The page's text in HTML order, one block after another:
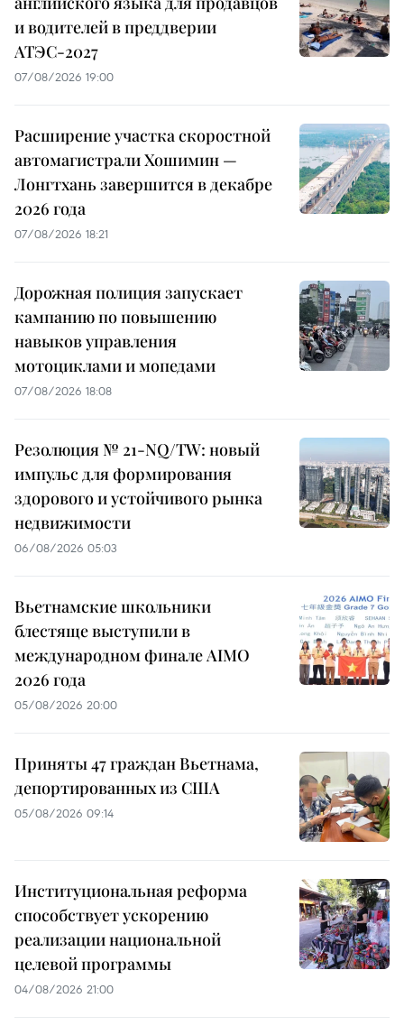
и водителей в преддверии
АТЭС-2027
07/08/2026 19:00
Расширение участка скоростной
автомагистрали Хошимин —
Лонгтхань завершится в декабре
2026 года
07/08/2026 18:21
Дорожная полиция запускает
кампанию по повышению
навыков управления
мотоциклами и мопедами
07/08/2026 18:08
Резолюция № 21-NQ/TW: новый
импульс для формирования
здорового и устойчивого рынка
недвижимости
06/08/2026 05:03
Вьетнамские школьники
блестяще выступили в
международном финале AIMO
2026 года
05/08/2026 20:00
Приняты 47 граждан Вьетнама,
депортированных из США
05/08/2026 09:14
Институциональная реформа
способствует ускорению
реализации национальной
целевой программы
04/08/2026 21:00